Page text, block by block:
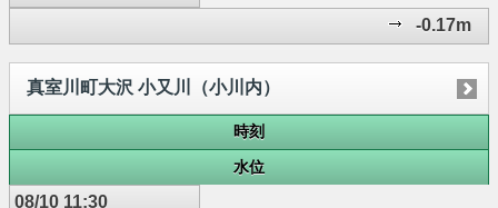
-0.17m
真室川町大沢 小又川（小川内）
時刻
水位
08/10 11:30